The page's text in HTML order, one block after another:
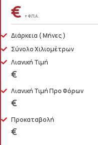
€ + Φ.Π.Α.
Διάρκεια ( Μήνες )
Σύνολο Χιλιομέτρων
Λιανική Τιμή
€
Λιανική Τιμή Προ Φόρων
€
Προκαταβολή
€